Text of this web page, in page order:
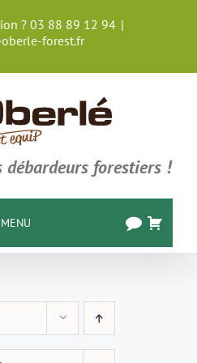
? 03 88 89 12 94 |
forest.fr
débardeurs forestiers !
MENU